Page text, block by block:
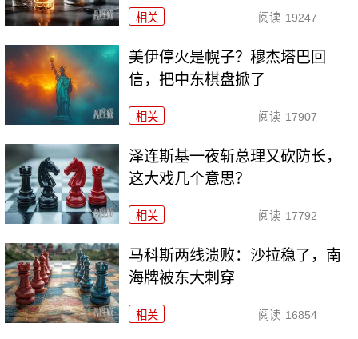
相关 阅读 19247
美伊停火是幌子？穆杰塔巴回
信，把中东棋盘掀了
相关 阅读 17907
泽连斯基一夜斩总理又砍防长，
这大戏几个意思？
相关 阅读 17792
马科斯两线溃败：沙拉稳了，南
海牌被东大刺穿
相关 阅读 16854